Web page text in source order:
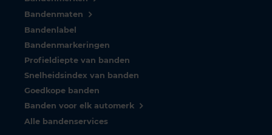
Bandenmaten
Bandenlabel
Bandenmarkeringen
Profieldiepte van banden
Snelheidsindex van banden
Goedkope banden
Banden voor elk automerk
Alle bandenservices